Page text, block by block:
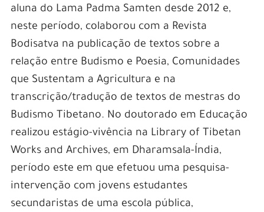
aluna do Lama Padma Samten desde 2012 e,
neste período, colaborou com a Revista
Bodisatva na publicação de textos sobre a
relação entre Budismo e Poesia, Comunidades
que Sustentam a Agricultura e na
transcrição/tradução de textos de mestras do
Budismo Tibetano. No doutorado em Educação
realizou estágio-vivência na Library of Tibetan
Works and Archives, em Dharamsala-Índia,
período este em que efetuou uma pesquisa-
intervenção com jovens estudantes
secundaristas de uma escola pública,